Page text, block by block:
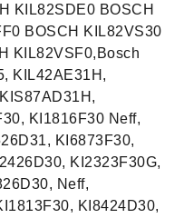
KIL82SDE0 BOSCH
BOSCH KIL82VS30
KIL82VSF0,Bosch
KIL42AE31H,
KI1816F30 Neff,
KI6873F30,
KI2323F30G,
Neff,
KI8424D30,